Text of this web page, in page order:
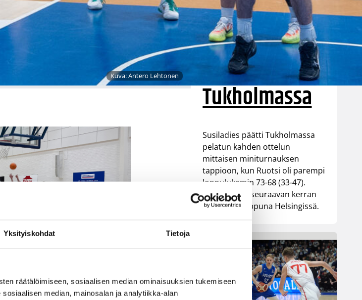
Yksityiskohdat Tietoja
räätälöimiseen, sosiaalisen median ominaisuuksien tukemiseen
median, mainosalan ja analytiikka-alan
Kuva: Antero Lehtonen
verran
Susiladiesia
parempi
Tukholmassa
Susiladies päätti Tukholmassa
pelatun kahden ottelun
mittaisen miniturnauksen
tappioon, kun Ruotsi oli parempi
loppulukemin 73-68 (33-47).
Suomi pelaa seuraavan kerran
ensi viikonloppuna Helsingissä.